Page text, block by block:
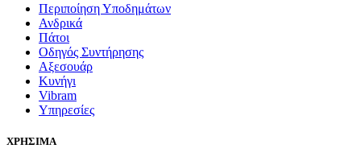
Περιποίηση Υποδημάτων
Ανδρικά
Πάτοι
Οδηγός Συντήρησης
Αξεσουάρ
Κυνήγι
Vibram
Υπηρεσίες
ΧΡΗΣΙΜΑ